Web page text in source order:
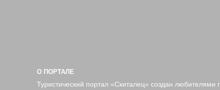
О ПОРТАЛЕ
Туристический портал «Скиталец» создан любителями